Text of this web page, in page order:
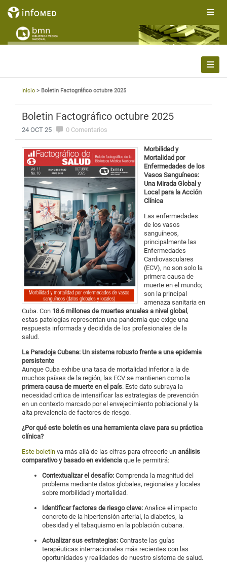
Inicio > Boletin Factográfico octubre 2025
Boletin Factográfico octubre 2025
24 OCT 25 | 0 Comentarios
Morbilidad y
Mortalidad por
Enfermedades de los
Vasos Sanguíneos:
Una Mirada Global y
Local para la Acción
Clínica
Las enfermedades
de los vasos
sanguíneos,
principalmente las
Enfermedades
Cardiovasculares
(ECV), no son solo la
primera causa de
muerte en el mundo;
son la principal
amenaza sanitaria en
Cuba. Con 18.6 millones de muertes anuales a nivel global ,
estas patologías representan una pandemia que exige una
respuesta informada y decidida de los profesionales de la
salud.
La Paradoja Cubana: Un sistema robusto frente a una epidemia
persistente
Aunque Cuba exhibe una tasa de mortalidad inferior a la de
muchos países de la región, las ECV se mantienen como la
primera causa de muerte en el país. Este dato subraya la
necesidad crítica de intensificar las estrategias de prevención
en un contexto marcado por el envejecimiento poblacional y la
alta prevalencia de factores de riesgo.
¿Por qué este boletín es una herramienta clave para su práctica
clínica?
Este boletín va más allá de las cifras para ofrecerle un análisis
comparativo y basado en evidencia que le permitirá:
Contextualizar el desafío: Comprenda la magnitud del
problema mediante datos globales, regionales y locales
sobre morbilidad y mortalidad.
Identificar factores de riesgo clave: Analice el impacto
concreto de la hipertensión arterial, la diabetes, la
obesidad y el tabaquismo en la población cubana.
Actualizar sus estrategias: Contraste las guías
terapéuticas internacionales más recientes con las
oportunidades y realidades de nuestro sistema de salud.